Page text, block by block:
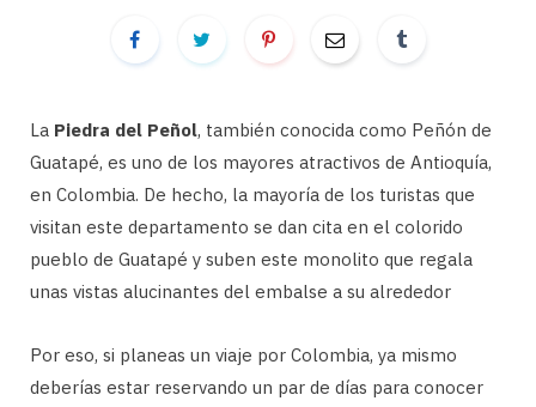
La Piedra del Peñol, también conocida como Peñón de
Guatapé, es uno de los mayores atractivos de Antioquía,
en Colombia. De hecho, la mayoría de los turistas que
visitan este departamento se dan cita en el colorido
pueblo de Guatapé y suben este monolito que regala
unas vistas alucinantes del embalse a su alrededor
Por eso, si planeas un viaje por Colombia, ya mismo
deberías estar reservando un par de días para conocer